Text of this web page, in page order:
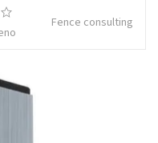
Fence consulting